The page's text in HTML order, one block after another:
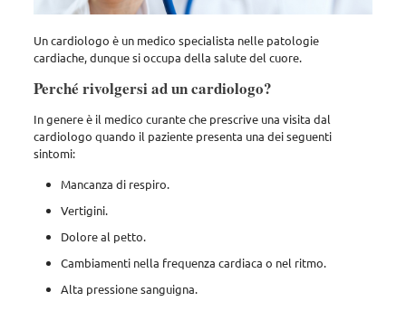
Un cardiologo è un medico specialista nelle patologie
cardiache, dunque si occupa della salute del cuore.
Perché rivolgersi ad un cardiologo?
In genere è il medico curante che prescrive una visita dal
cardiologo quando il paziente presenta una dei seguenti
sintomi:
Mancanza di respiro.
Vertigini.
Dolore al petto.
Cambiamenti nella frequenza cardiaca o nel ritmo.
Alta pressione sanguigna.